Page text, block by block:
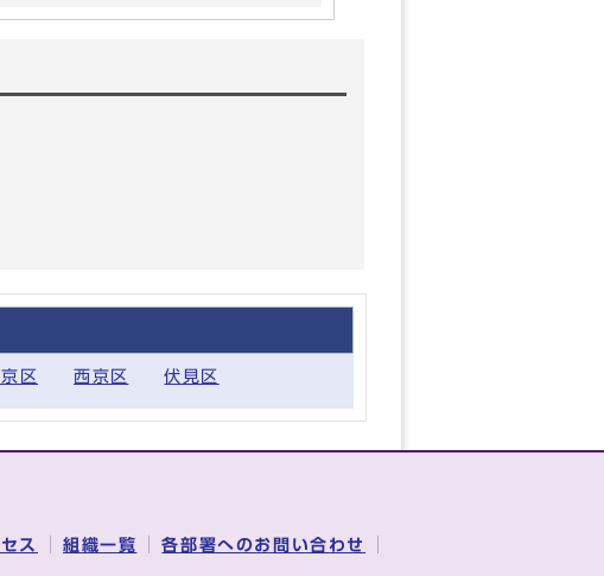
区 西京区 伏見区
ス 組織一覧 各部署へのお問い合わせ